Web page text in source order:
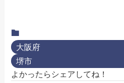
大阪府
堺市
よかったらシェアしてね！